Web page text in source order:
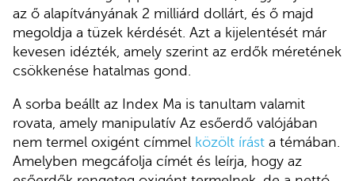
az ő alapítványának 2 milliárd dollárt, és ő majd
megoldja a tüzek kérdését. Azt a kijelentését már
kevesen idézték, amely szerint az erdők méretének
csökkenése hatalmas gond.
A sorba beállt az Index Ma is tanultam valamit
rovata, amely manipulatív Az esőerdő valójában
nem termel oxigént címmel közölt írást a témában.
Amelyben megcáfolja címét és leírja, hogy az